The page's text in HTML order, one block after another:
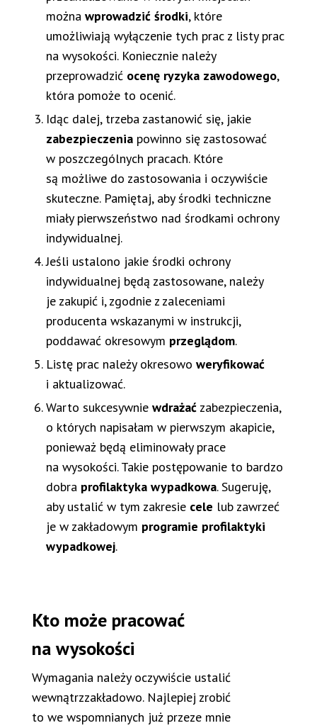
można wprowadzić środki, które
umożliwiają wyłączenie tych prac z listy prac
na wysokości. Koniecznie należy
przeprowadzić ocenę ryzyka zawodowego,
która pomoże to ocenić.
Idąc dalej, trzeba zastanowić się, jakie
zabezpieczenia powinno się zastosować
w poszczególnych pracach. Które
są możliwe do zastosowania i oczywiście
skuteczne. Pamiętaj, aby środki techniczne
miały pierwszeństwo nad środkami ochrony
indywidualnej.
Jeśli ustalono jakie środki ochrony
indywidualnej będą zastosowane, należy
je zakupić i, zgodnie z zaleceniami
producenta wskazanymi w instrukcji,
poddawać okresowym przeglądom.
Listę prac należy okresowo weryfikować
i aktualizować.
Warto sukcesywnie wdrażać zabezpieczenia,
o których napisałam w pierwszym akapicie,
ponieważ będą eliminowały prace
na wysokości. Takie postępowanie to bardzo
dobra profilaktyka wypadkowa. Sugeruję,
aby ustalić w tym zakresie cele lub zawrzeć
je w zakładowym programie profilaktyki
wypadkowej.
Kto może pracować
na wysokości
Wymagania należy oczywiście ustalić
wewnątrzzakładowo. Najlepiej zrobić
to we wspomnianych już przeze mnie